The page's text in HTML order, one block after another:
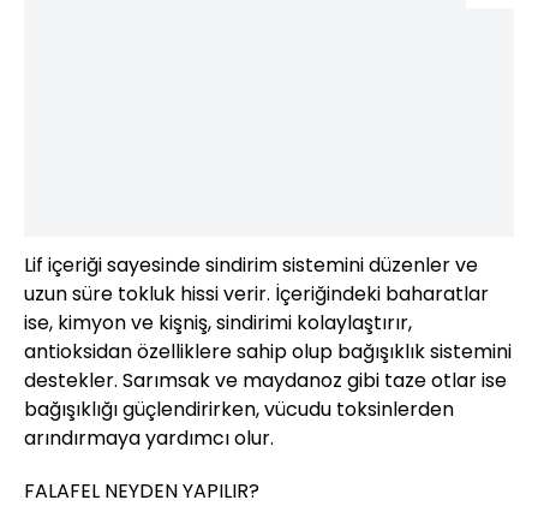
Lif içeriği sayesinde sindirim sistemini düzenler ve
uzun süre tokluk hissi verir. İçeriğindeki baharatlar
ise, kimyon ve kişniş, sindirimi kolaylaştırır,
antioksidan özelliklere sahip olup bağışıklık sistemini
destekler. Sarımsak ve maydanoz gibi taze otlar ise
bağışıklığı güçlendirirken, vücudu toksinlerden
arındırmaya yardımcı olur.
FALAFEL NEYDEN YAPILIR?